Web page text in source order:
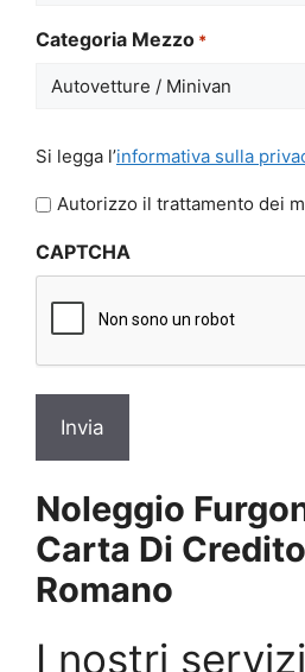
GG
slash
Categoria Mezzo *
legga
l'informativa
privacy
Si legga l’informativa sulla
Autorizzo il trattamento dei
CAPTCHA
Noleggio
Carta Di
Romano
I nostri